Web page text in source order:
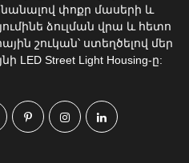
փոքր մասերի և
ձուլման վրա և հետո
շուկան՝ ստեղծելով մեր
Street Light Housing-ը: